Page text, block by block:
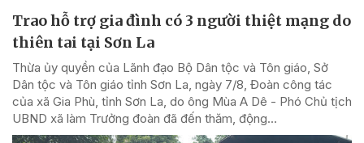
Trao hỗ trợ gia đình có 3 người thiệt mạng do
thiên tai tại Sơn La
Thừa ủy quyền của Lãnh đạo Bộ Dân tộc và Tôn giáo, Sở
Dân tộc và Tôn giáo tỉnh Sơn La, ngày 7/8, Đoàn công tác
của xã Gia Phù, tỉnh Sơn La, do ông Mùa A Dê - Phó Chủ tịch
UBND xã làm Trưởng đoàn đã đến thăm, động...